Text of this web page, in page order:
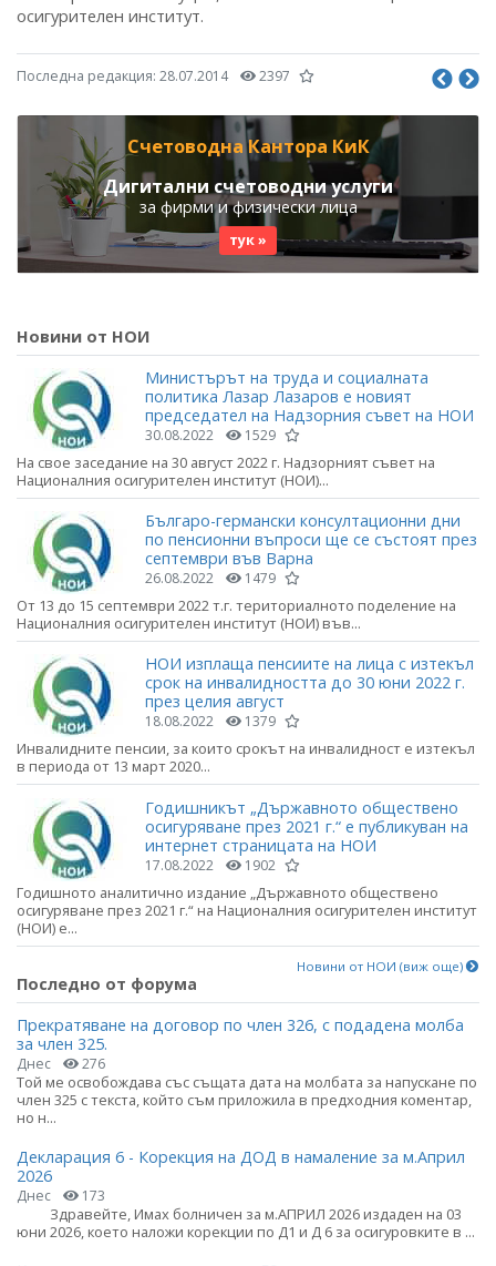
осигурителен институт.
Последна редакция: 28.07.2014 2397
Счетоводна Кантора КиК
Дигитални счетоводни услуги
за фирми и физически лица
тук »
Новини от НОИ
Министърът на труда и социалната
политика Лазар Лазаров е новият
председател на Надзорния съвет на НОИ
30.08.2022 1529
На свое заседание на 30 август 2022 г. Надзорният съвет на
Националния осигурителен институт (НОИ)...
Българо-германски консултационни дни
по пенсионни въпроси ще се състоят през
септември във Варна
26.08.2022 1479
От 13 до 15 септември 2022 т.г. териториалното поделение на
Националния осигурителен институт (НОИ) във...
НОИ изплаща пенсиите на лица с изтекъл
срок на инвалидността до 30 юни 2022 г.
през целия август
18.08.2022 1379
Инвалидните пенсии, за които срокът на инвалидност е изтекъл
в периода от 13 март 2020...
Годишникът „Държавното обществено
осигуряване през 2021 г.“ е публикуван на
интернет страницата на НОИ
17.08.2022 1902
Годишното аналитично издание „Държавното обществено
осигуряване през 2021 г.“ на Националния осигурителен институт
(НОИ) е...
Новини от НОИ (виж още)
Последно от форума
Прекратяване на договор по член 326, с подадена молба
за член 325.
Днес 276
Той ме освобождава със същата дата на молбата за напускане по
член 325 с текста, който съм приложила в предходния коментар,
но н...
Декларация 6 - Корекция на ДОД в намаление за м.Април
2026
Днес 173
Здравейте, Имах болничен за м.АПРИЛ 2026 издаден на 03
юни 2026, което наложи корекции по Д1 и Д 6 за осигуровките в ...